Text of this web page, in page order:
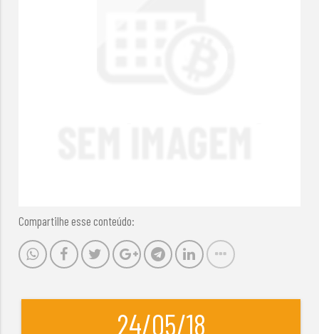
Compartilhe esse conteúdo:
24/05/18